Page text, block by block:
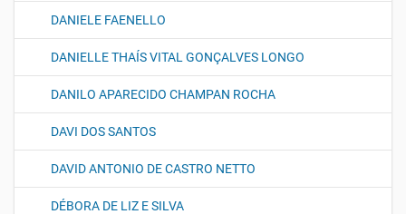
DANIELE FAENELLO
DANIELLE THAÍS VITAL GONÇALVES LONGO
DANILO APARECIDO CHAMPAN ROCHA
DAVI DOS SANTOS
DAVID ANTONIO DE CASTRO NETTO
DÉBORA DE LIZ E SILVA